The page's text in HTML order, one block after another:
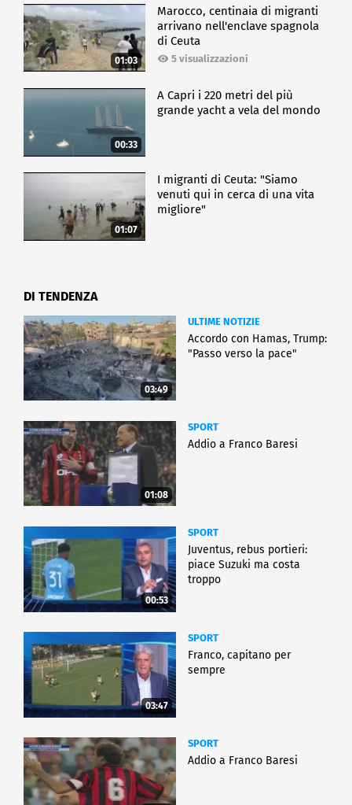
01:03
Marocco, centinaia di migranti
arrivano nell'enclave spagnola
di Ceuta
5 visualizzazioni
00:33
A Capri i 220 metri del più
grande yacht a vela del mondo
01:07
I migranti di Ceuta: "Siamo
venuti qui in cerca di una vita
migliore"
DI TENDENZA
03:49
ULTIME NOTIZIE
Accordo con Hamas, Trump:
"Passo verso la pace"
01:08
SPORT
Addio a Franco Baresi
00:53
SPORT
Juventus, rebus portieri:
piace Suzuki ma costa
troppo
03:47
SPORT
Franco, capitano per
sempre
SPORT
Addio a Franco Baresi